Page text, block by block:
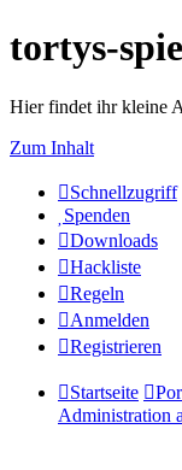
tortys-
Hier findet ihr kleine
Zum Inhalt
Schnellzugriff
Spenden
Downloads
Hackliste
Regeln
Anmelden
Registrieren
Startseite
Administration